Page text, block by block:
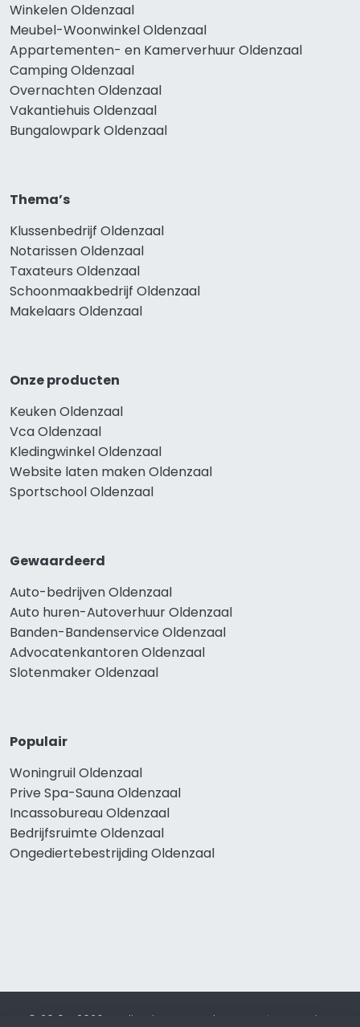
Winkelen Oldenzaal
Meubel-Woonwinkel Oldenzaal
Appartementen- en Kamerverhuur Oldenzaal
Camping Oldenzaal
Overnachten Oldenzaal
Vakantiehuis Oldenzaal
Bungalowpark Oldenzaal
Thema’s
Klussenbedrijf Oldenzaal
Notarissen Oldenzaal
Taxateurs Oldenzaal
Schoonmaakbedrijf Oldenzaal
Makelaars Oldenzaal
Onze producten
Keuken Oldenzaal
Vca Oldenzaal
Kledingwinkel Oldenzaal
Website laten maken Oldenzaal
Sportschool Oldenzaal
Gewaardeerd
Auto-bedrijven Oldenzaal
Auto huren-Autoverhuur Oldenzaal
Banden-Bandenservice Oldenzaal
Advocatenkantoren Oldenzaal
Slotenmaker Oldenzaal
Populair
Woningruil Oldenzaal
Prive Spa-Sauna Oldenzaal
Incassobureau Oldenzaal
Bedrijfsruimte Oldenzaal
Ongediertebestrijding Oldenzaal
© 2019 - 2026 Realisatie en SEO door SEO-bureau Lion